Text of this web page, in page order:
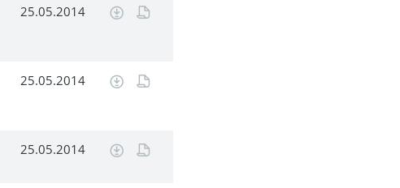
25.05.2014
25.05.2014
25.05.2014